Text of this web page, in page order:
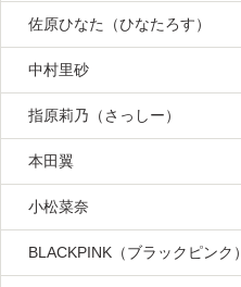
佐原ひなた（ひなたろす）
中村里砂
指原莉乃（さっしー）
本田翼
小松菜奈
BLACKPINK（ブラックピンク）